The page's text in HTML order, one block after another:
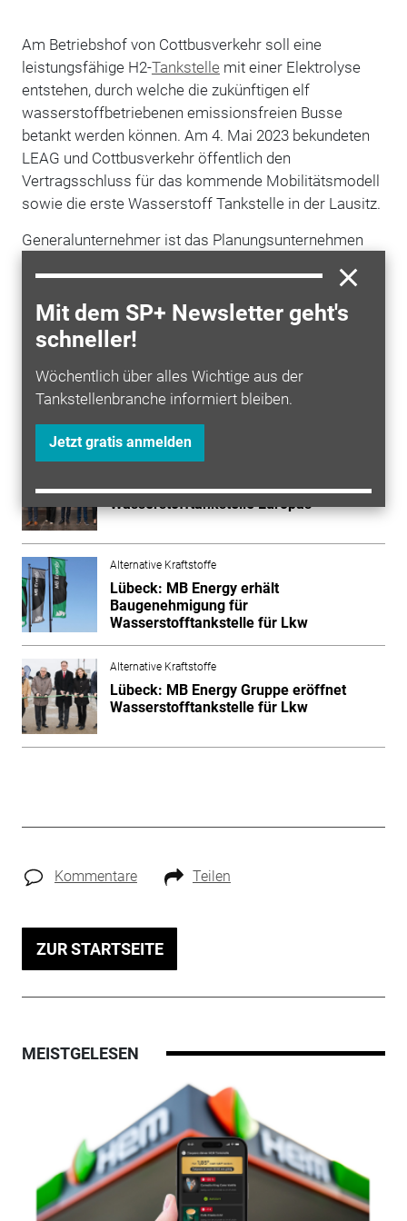
Mit dem SP+ Newsletter geht's
schneller!
Wöchentlich über alles Wichtige aus der
Tankstellenbranche informiert bleiben.
Jetzt gratis anmelden
Am Betriebshof von Cottbusverkehr soll eine
leistungsfähige H2-Tankstelle mit einer Elektrolyse
entstehen, durch welche die zukünftigen elf
wasserstoffbetriebenen emissionsfreien Busse
betankt werden können. Am 4. Mai 2023 bekundeten
LEAG und Cottbusverkehr öffentlich den
Vertragsschluss für das kommende Mobilitätsmodell
sowie die erste Wasserstoff Tankstelle in der Lausitz.
Generalunternehmer ist das Planungsunternehmen
Maximator Hydrogen verantwortlich. Mitte 2025 soll
die Station fertig sein. Ab Ende 2024 sollen bereits elf
Wasserstoff Bussen in Cottbus fahren.
Alternative Kraftstoffe
Düsseldorf: Leistungsstärkste
Wasserstofftankstelle Europas
Alternative Kraftstoffe
Lübeck: MB Energy erhält
Baugenehmigung für
Wasserstofftankstelle für Lkw
Alternative Kraftstoffe
Lübeck: MB Energy Gruppe eröffnet
Wasserstofftankstelle für Lkw
Kommentare Teilen
ZUR STARTSEITE
MEISTGELESEN